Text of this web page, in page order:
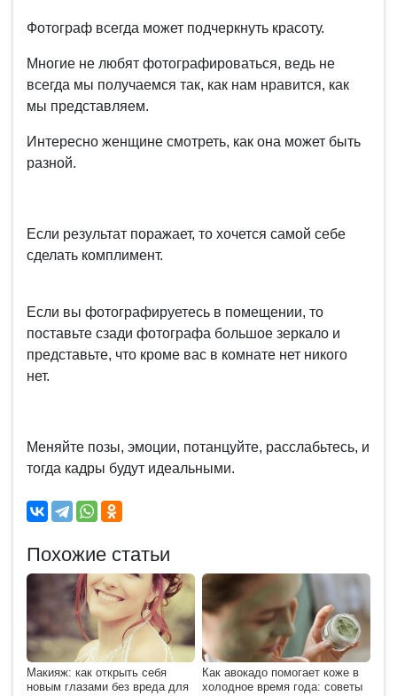
Фотограф всегда может подчеркнуть красоту.
Многие не любят фотографироваться, ведь не
всегда мы получаемся так, как нам нравится, как
мы представляем.
Интересно женщине смотреть, как она может быть
разной.
Если результат поражает, то хочется самой себе
сделать комплимент.
Если вы фотографируетесь в помещении, то
поставьте сзади фотографа большое зеркало и
представьте, что кроме вас в комнате нет никого
нет.
Меняйте позы, эмоции, потанцуйте, расслабьтесь, и
тогда кадры будут идеальными.
Похожие статьи
Макияж: как открыть себя
новым глазами без вреда для
Как авокадо помогает коже в
холодное время года: советы